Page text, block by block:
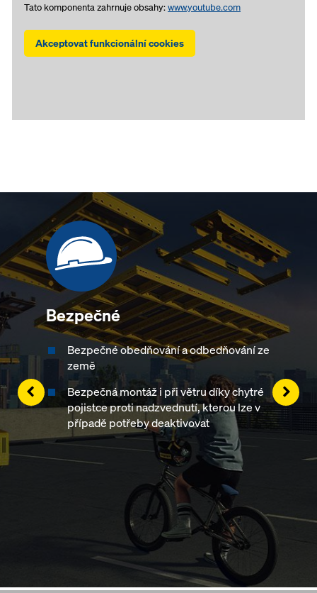
Tato komponenta zahrnuje obsahy:www.youtube.com
Akceptovat funkcionální cookies
Bezpečné
Bezpečné obedňování a odbedňování ze
země
Bezpečná montáž i při větru díky chytré
pojistce proti nadzvednutí, kterou lze v
případě potřeby deaktivovat
Left Right